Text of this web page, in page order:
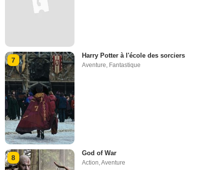
7
Harry Potter à l'école des sorciers
Aventure, Fantastique
8
God of War
Action,Aventure